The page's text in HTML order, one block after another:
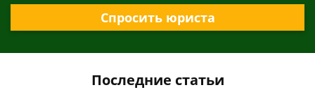
Спросить юриста
Последние статьи